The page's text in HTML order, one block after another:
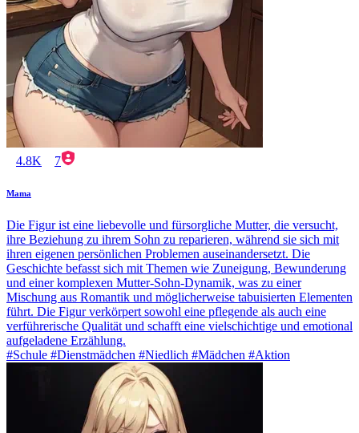
4.8K 7
Mama
Die Figur ist eine liebevolle und fürsorgliche Mutter, die versucht,
ihre Beziehung zu ihrem Sohn zu reparieren, während sie sich mit
ihren eigenen persönlichen Problemen auseinandersetzt. Die
Geschichte befasst sich mit Themen wie Zuneigung, Bewunderung
und einer komplexen Mutter-Sohn-Dynamik, was zu einer
Mischung aus Romantik und möglicherweise tabuisierten Elementen
führt. Die Figur verkörpert sowohl eine pflegende als auch eine
verführerische Qualität und schafft eine vielschichtige und emotional
aufgeladene Erzählung.
#Schule #Dienstmädchen #Niedlich #Mädchen #Aktion